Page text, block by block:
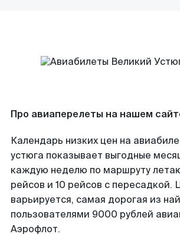
Про авиаперелеты на нашем
Календарь низких цен на
устюга показывает выгодные
каждую неделю по маршруту
рейсов и 10 рейсов с пересадкой.
варьируется, самая дорогая из
пользователями 9000 рублей
Аэрофлот.